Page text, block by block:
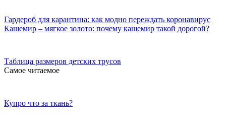
Гардероб для карантина: как модно переждать коронавирус
Кашемир – мягкое золото: почему кашемир такой дорогой?
Таблица размеров детских трусов
Самое читаемое
Купро что за ткань?